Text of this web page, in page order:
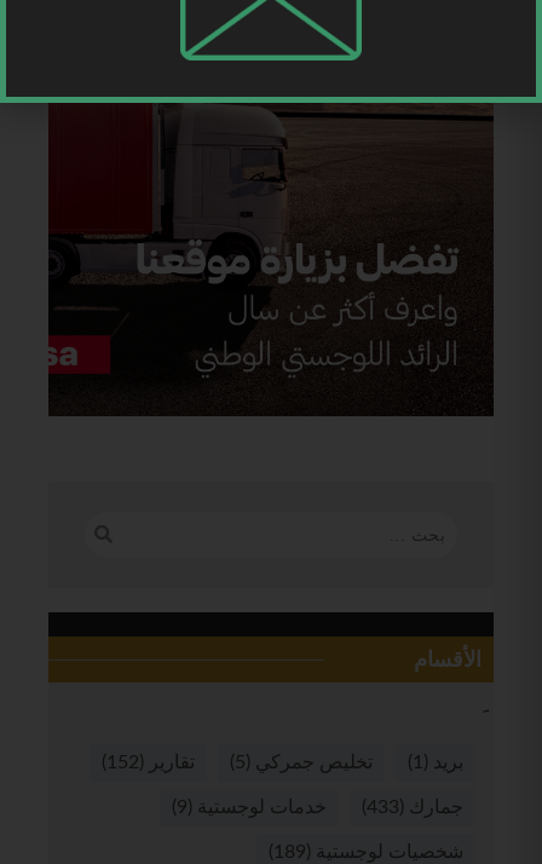
الأقسام
بريد (1) تخليص جمركي (5) تقارير (152)
جمارك (433) خدمات لوجستية (9)
شخصيات لوجستية (189)